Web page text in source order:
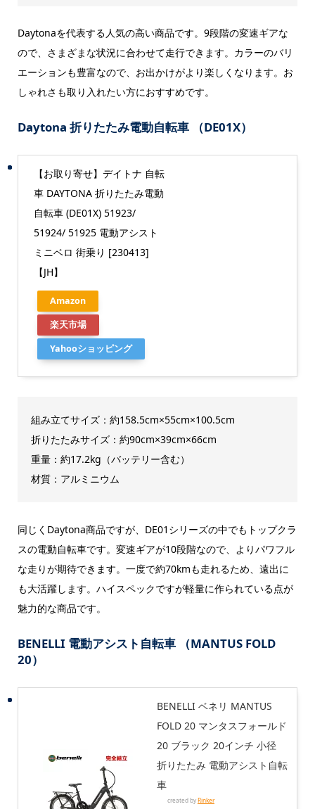
Daytonaを代表する人気の高い商品です。9段階の変速ギアな
ので、さまざまな状況に合わせて走行できます。カラーのバリ
エーションも豊富なので、お出かけがより楽しくなります。お
しゃれさも取り入れたい方におすすめです。
Daytona 折りたたみ電動自転車 （DE01X）
【お取り寄せ】デイトナ 自転
車 DAYTONA 折りたたみ電動
自転車 (DE01X) 51923/
51924/ 51925 電動アシスト
ミニベロ 街乗り [230413]
【JH】
Amazon
楽天市場
Yahooショッピング
組み立てサイズ：約158.5cm×55cm×100.5cm
折りたたみサイズ：約90cm×39cm×66cm
重量：約17.2kg（バッテリー含む）
材質：アルミニウム
同じくDaytona商品ですが、DE01シリーズの中でもトップクラ
スの電動自転車です。変速ギアが10段階なので、よりパワフル
な走りが期待できます。一度で約70kmも走れるため、遠出に
も大活躍します。ハイスペックですが軽量に作られている点が
魅力的な商品です。
BENELLI 電動アシスト自転車 （MANTUS FOLD
20）
BENELLI ベネリ MANTUS
FOLD 20 マンタスフォールド
20 ブラック 20インチ 小径
折りたたみ 電動アシスト自転
車
created byRinker